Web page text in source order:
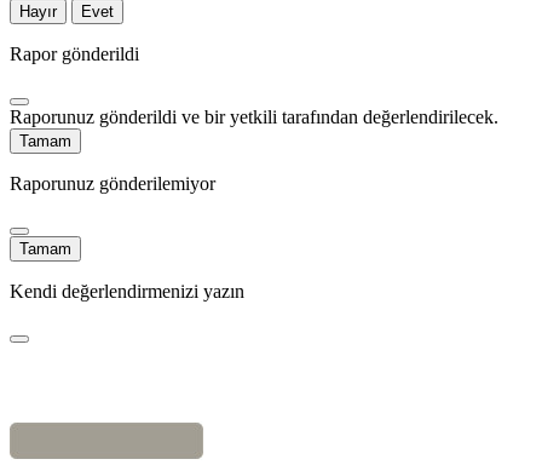
Hayır Evet
Rapor gönderildi
Raporunuz gönderildi ve bir yetkili tarafından değerlendirilecek.
Tamam
Raporunuz gönderilemiyor
Tamam
Kendi değerlendirmenizi yazın